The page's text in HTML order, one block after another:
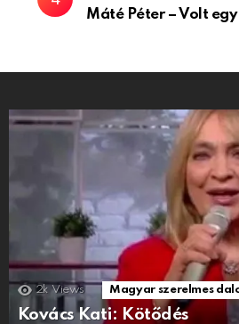
Máté Péter – Volt
2k Views Magyar szerelmes
Kovács Kati: Kötődés